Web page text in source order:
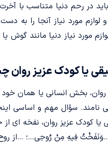
در رحم دنیا متناسب با
لوازم مورد نیاز آنجا را به
مورد نیاز دنیا مانند
یاکودک عزیز روان
روان، بخش انسانی یا همان
­نامند. سؤال مهم و اساسی
کودک عزیز روان، نفخه ­ای
فِیهِ مِنْ رُوحِی…؛ …از